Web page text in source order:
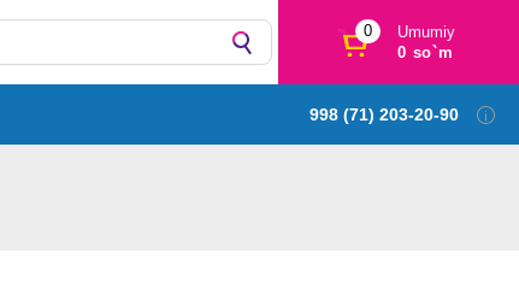
0
Umumiy
0 so`m
998 (71) 203-20-90